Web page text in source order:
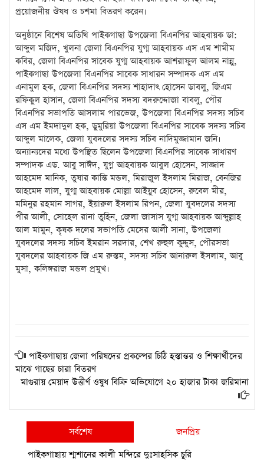
প্রয়োজনীয় ঔষধ ও চশমা বিতরণ করেন।
অনুষ্ঠানে বিশেষ অতিথি পাইকগাছা উপজেলা বিএনপির আহবায়ক ডা:
আব্দুল মজিদ, খুলনা জেলা বিএনপির যুগ্ম আহবায়ক এস এম শামীম
কবির, জেলা বিএনপির সাবেক যুগ্ম আহবায়ক আশরাফুল আলম নান্নু,
পাইকগাছা উপজেলা বিএনপির সাবেক সাধারন সম্পাদক এস এম
এনামুল হক, জেলা বিএনপির সদস্য শাহাদাৎ হোসেন ডাবলু, জিএম
রফিকুল হাসান, জেলা বিএনপির সদস্য বদরুদ্দোজা বাবলু, পৌর
বিএনপির সভাপতি আসলাম পারভেজ, উপজেলা বিএনপির সদস্য সচিব
এস এম ইমদাদুল হক, ডুমুরিয়া উপজেলা বিএনপির সাবেক সদস্য সচিব
আব্দুল মালেক, জেলা যুবদলের সদস্য সচিব নাদিমুজ্জামান জনি।
অন্যান্যদের মধ্যে উপস্থিত ছিলেন উপজেলা বিএনপির সাবেক সাধারণ
সম্পাদক এড. আবু সাঈদ, যুগ্ন আহবায়ক আবুল হোসেন, সাজ্জাদ
আহমেদ মানিক, তুষার কান্তি মন্ডল, মিরাজুল ইসলাম মিরাজ, বেনজির
আহমেদ লাল, যুগ্ম আহবায়ক মোল্লা আইয়ুব হোসেন, রুবেল মীর,
মমিনুর রহমান সাগর, ইয়ারুল ইসলাম রিপন, জেলা যুবদলের সদস্য
পীর আলী, সোহেল রানা তুহিন, জেলা জাসাস যুগ্ম আহবায়ক আব্দুল্লাহ
আল মামুন, কৃষক দলের সভাপতি মেসের আলী সানা, উপজেলা
যুবদলের সদস্য সচিব ইমরান সরদার, শেখ রুহুল কুদ্দুস, পৌরসভা
যুবদলের আহবায়ক জি এম রুস্তম, সদস্য সচিব আনারুল ইসলাম, আবু
মুসা, কলিঙ্গরাজ মন্ডল প্রমুখ।
পাইকগাছায় জেলা পরিষদের প্রকল্পের চিঠি হস্তান্তর ও শিক্ষার্থীদের
মাঝে গাছের চারা বিতরণ
মাগুরায় মেয়াদ উত্তীর্ণ ওষুধ বিক্রি অভিযোগে ২০ হাজার টাকা জরিমানা
সর্বশেষ
জনপ্রিয়
পাইকগাছায় শ্মশানের কালী মন্দিরে দুঃসাহসিক চুরি